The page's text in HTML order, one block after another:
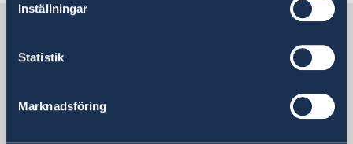
Inställningar
Statistik
Marknadsföring
Besöksadress